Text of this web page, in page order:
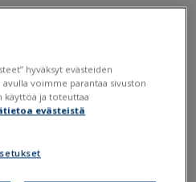
ja oppimisen tuki>Erityisopetus
ja tähti-
Tähti-arvosana
hyväksyt evästeiden
voimme parantaa sivuston
käyttöä ja toteuttaa
evästeistä